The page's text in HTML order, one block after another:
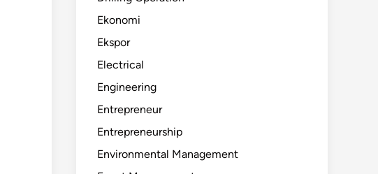
Ekonomi
Ekspor
Electrical
Engineering
Entrepreneur
Entrepreneurship
Environmental Management